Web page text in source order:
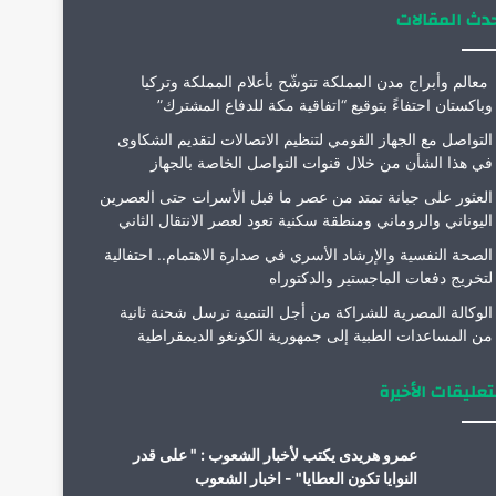
المقالات
معالم وأبراج مدن المملكة تتوشّح بأعلام المملكة وتركيا
وباكستان احتفاءً بتوقيع “اتفاقية مكة للدفاع المشترك”
التواصل مع الجهاز القومي لتنظيم الاتصالات لتقديم الشكاوى
في هذا الشأن من خلال قنوات التواصل الخاصة بالجهاز
العثور على جبانة تمتد من عصر ما قبل الأسرات حتى العصرين
اليوناني والروماني ومنطقة سكنية تعود لعصر الانتقال الثاني
الصحة النفسية والإرشاد الأسري في صدارة الاهتمام.. احتفالية
لتخريج دفعات الماجستير والدكتوراه
الوكالة المصرية للشراكة من أجل التنمية ترسل شحنة ثانية
من المساعدات الطبية إلى جمهورية الكونغو الديمقراطية
الأخيرة
عمرو هريدى يكتب لأخبار الشعوب : " على قدر
النوايا تكون العطايا" - اخبار الشعوب